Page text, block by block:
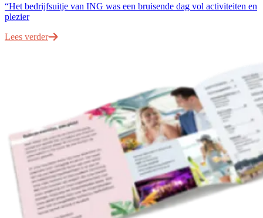
“Het bedrijfsuitje van ING was een bruisende dag vol activiteiten en
plezier
Lees verder